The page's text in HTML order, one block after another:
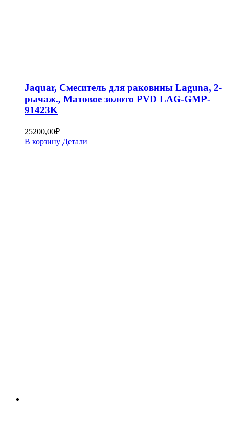
Jaquar, Смеситель для раковины Laguna, 2-
рычаж., Матовое золото PVD LAG-GMP-
91423K
25200,00₽
В корзину Детали